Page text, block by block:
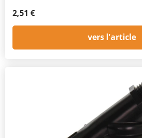
2,51 €
vers l'article